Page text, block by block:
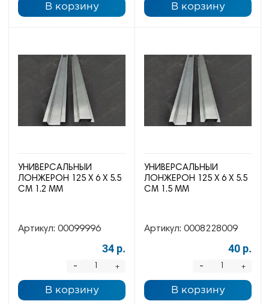
В корзину В корзину
УНИВЕРСАЛЬНЫЙ
ЛОНЖЕРОН 125 Х 6 Х 5.5
СМ 1.2 ММ
Артикул: 00099996
34 р.
+
-
В корзину
УНИВЕРСАЛЬНЫЙ
ЛОНЖЕРОН 125 Х 6 Х 5.5
СМ 1.5 ММ
Артикул: 0008228009
40 р.
+
-
В корзину